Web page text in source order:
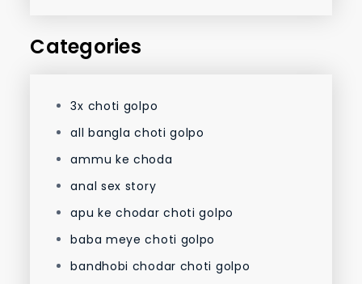
Categories
3x choti golpo
all bangla choti golpo
ammu ke choda
anal sex story
apu ke chodar choti golpo
baba meye choti golpo
bandhobi chodar choti golpo